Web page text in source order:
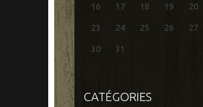
16 17 18 19 20
23 24 25 26 27
30 31
CATÉGORIES